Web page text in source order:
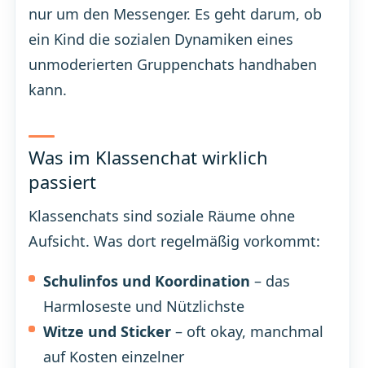
nur um den Messenger. Es geht darum, ob
ein Kind die sozialen Dynamiken eines
unmoderierten Gruppenchats handhaben
kann.
Was im Klassenchat wirklich
passiert
Klassenchats sind soziale Räume ohne
Aufsicht. Was dort regelmäßig vorkommt:
Schulinfos und Koordination – das
Harmloseste und Nützlichste
Witze und Sticker– oft okay, manchmal
auf Kosten einzelner